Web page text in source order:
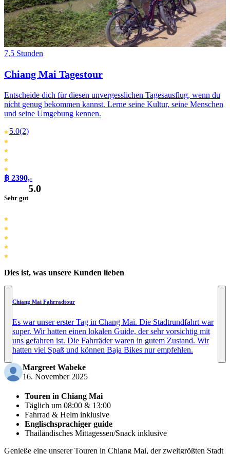
7,5 Stunden
Chiang Mai Tagestour
Entscheide dich für diesen unvergesslichen Tagesausflug, wenn du
nicht genug bekommen kannst. Lerne seine Kultur, seine Menschen
und seine Umgebung kennen.
5.0(2)
฿ 2390,-
Sehr gut
5.0
Dies ist, was unsere Kunden lieben
Chiang Mai Fahrradtour
Es war unser erster Tag in Chang Mai. Die Stadtrundfahrt war
super. Wir hatten einen lokalen Guide, der sehr vorsichtig mit
uns gefahren ist. Die Fahrräder waren in gutem Zustand. Wir
hatten viel Spaß und können Baja Bikes nur empfehlen.
Margreet Wabeke
16. November 2025
Touren in Chiang Mai
Täglich um 08:00 & 13:00
Fahrrad & Helm inklusive
Englischsprachiger guide
Thailändisches Mittagessen/Snack inklusive
Genieße eine unserer Touren in Chiang Mai, der zweitgrößten Stadt